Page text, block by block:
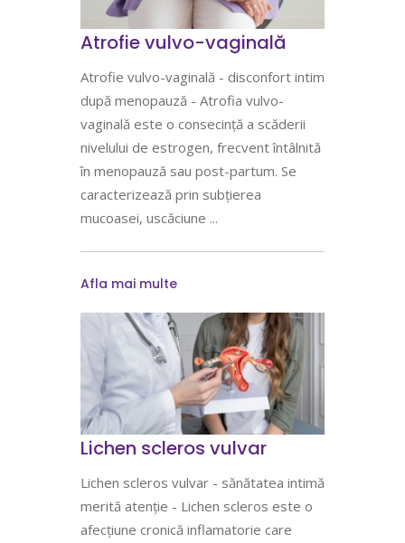
Atrofie vulvo-vaginală
Atrofie vulvo-vaginală - disconfort intim
după menopauză - Atrofia vulvo-
vaginală este o consecință a scăderii
nivelului de estrogen, frecvent întâlnită
în menopauză sau post-partum. Se
caracterizează prin subțierea
mucoasei, uscăciune
Afla mai multe
Lichen scleros vulvar
Lichen scleros vulvar - sănătatea intimă
merită atenție - Lichen scleros este o
afecțiune cronică inflamatorie care